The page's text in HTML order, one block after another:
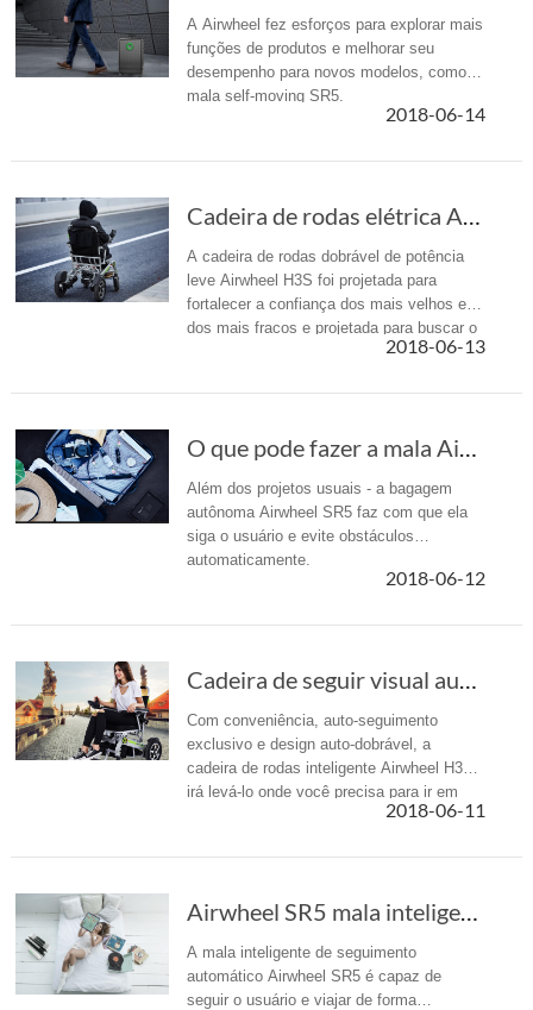
A Airwheel fez esforços para explorar mais
funções de produtos e melhorar seu
desempenho para novos modelos, como a
mala self-moving SR5.
2018-06-14
Cadeira de rodas elétrica Airwheel H3S: desen...
A cadeira de rodas dobrável de potência
leve Airwheel H3S foi projetada para
fortalecer a confiança dos mais velhos e
dos mais fracos e projetada para buscar o
2018-06-13
O que pode fazer a mala Airwheel SR5 Self seguir?
Além dos projetos usuais - a bagagem
autônoma Airwheel SR5 faz com que ela
siga o usuário e evite obstáculos
automaticamente.
2018-06-12
Cadeira de seguir visual automática Airwheel ...
Com conveniência, auto-seguimento
exclusivo e design auto-dobrável, a
cadeira de rodas inteligente Airwheel H3S
irá levá-lo onde você precisa para ir em
2018-06-11
Airwheel SR5 mala inteligente torna-se um fav...
A mala inteligente de seguimento
automático Airwheel SR5 é capaz de
seguir o usuário e viajar de forma